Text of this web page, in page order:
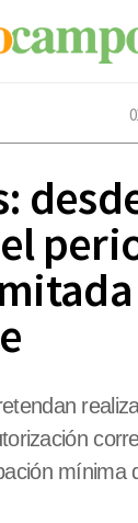
mínima